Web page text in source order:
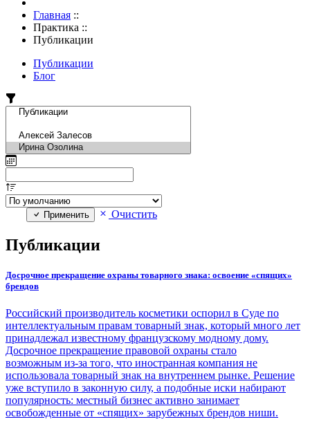
Главная ::
Практика ::
Публикации
Публикации
Блог
Применить Очистить
Публикации
Досрочное прекращение охраны товарного знака: освоение «спящих»
брендов
Российский производитель косметики оспорил в Суде по
интеллектуальным правам товарный знак, который много лет
принадлежал известному французскому модному дому.
Досрочное прекращение правовой охраны стало
возможным из-за того, что иностранная компания не
использовала товарный знак на внутреннем рынке. Решение
уже вступило в законную силу, а подобные иски набирают
популярность: местный бизнес активно занимает
освобожденные от «спящих» зарубежных брендов ниши.